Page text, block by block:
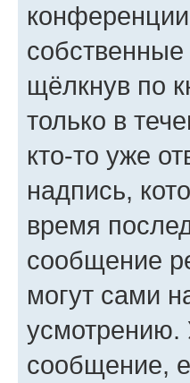
щёлкнув по
только в
кто-то уже
надпись,
время
сообщение
могут сами
усмотрению.
сообщение,